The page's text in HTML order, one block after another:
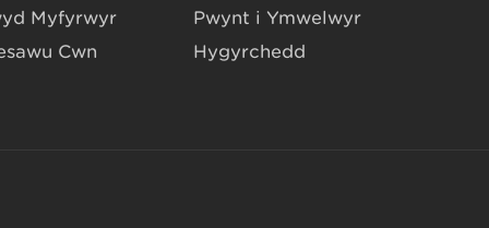
Myfyrwyr
Cŵn
Pwynt i Ymwelwyr
Hygyrchedd